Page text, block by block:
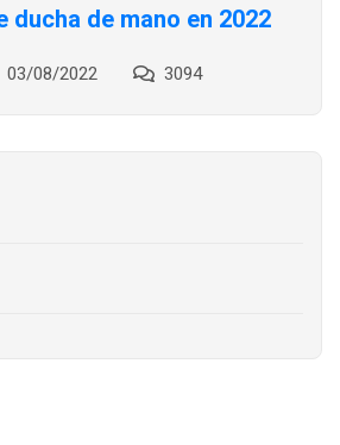
ducha de mano en 2022
03/08/2022 3094